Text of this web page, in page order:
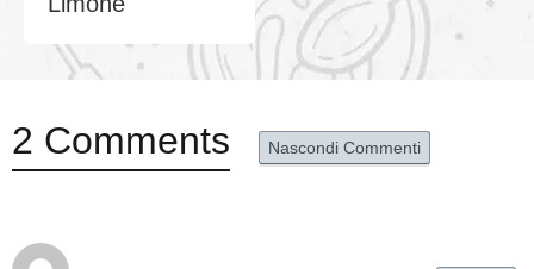
2 Comments Nascondi Commenti